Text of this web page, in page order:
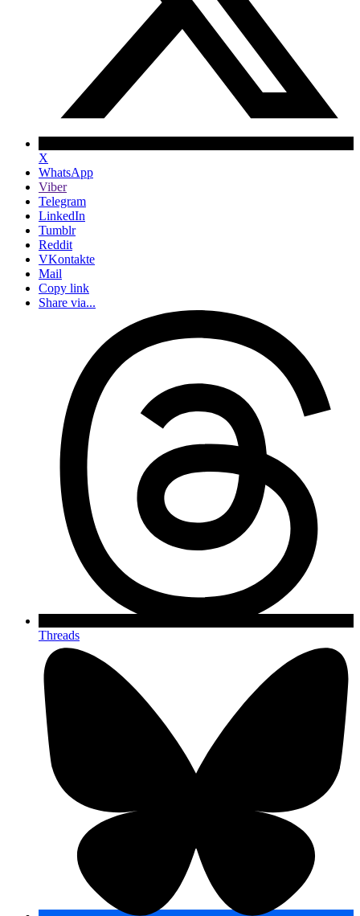
X
WhatsApp
Viber
Telegram
LinkedIn
Tumblr
Reddit
VKontakte
Mail
Copy link
Share via...
Threads